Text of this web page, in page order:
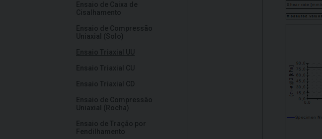
Ensaio de Caixa de
Cisalhamento
Ensaio de Compressão
Uniaxial (Solo)
Ensaio Triaxial UU
Ensaio Triaxial CU
Ensaio Triaxial CD
Ensaio de Compressão
Uniaxial (Rocha)
Ensaio de Tração por
Fendilhamento